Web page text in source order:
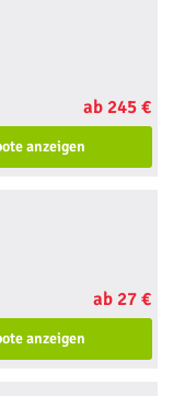
ab 245 €
anzeigen
ab 27 €
anzeigen